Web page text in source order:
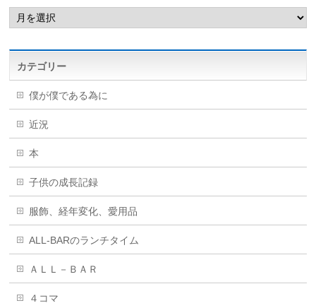
カテゴリー
僕が僕である為に
近況
本
子供の成長記録
服飾、経年変化、愛用品
ALL-BARのランチタイム
ＡＬＬ－ＢＡＲ
４コマ